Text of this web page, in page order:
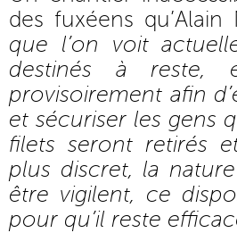
des fuxéens
que l’on voit
destinés à reste,
provisoirement afin
et sécuriser les gens
filets seront retirés
plus discret, la
être vigilent, ce
pour qu’il reste